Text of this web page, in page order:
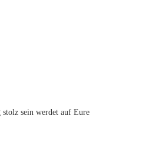
sein werdet auf Eure